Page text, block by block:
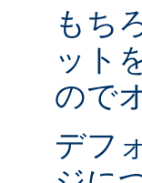
もち
ット
ので
デフ